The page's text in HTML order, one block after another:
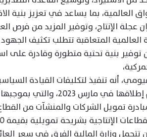
العالمية، بما يساعد في تعزيز بنية
عجلة الإنتاج، وتوفير المزيد من فرص
العالمية المتعاقبة تتطلب تكثيف
توفير بنية تحتية متطورة وقادرة على
أنه تنفيذ لتكليفات القيادة
القطاعات الإنتاجية والتي تم
تمويل الشركات والمنشآت من
أن تتحمل وزارة المالية الفرق في سعر